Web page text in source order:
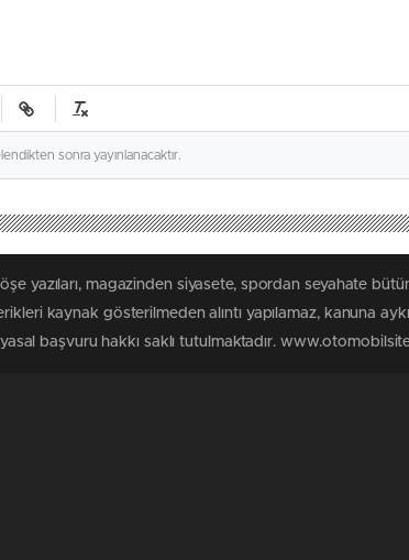
sonra yayınlanacaktır.
yazıları, magazinden siyasete, spordan seyahate
kaynak gösterilmeden alıntı yapılamaz, kanuna
başvuru hakkı saklı tutulmaktadır.